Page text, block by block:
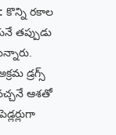
కొన్ని రకాల
తప్పుడు
డ్రగ్స్
ఆశతో